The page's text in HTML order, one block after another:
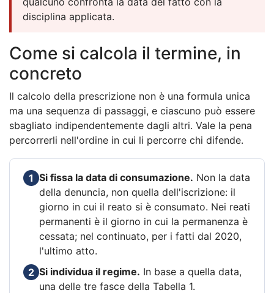
disciplina applicata.
Come si calcola il termine, in
concreto
Il calcolo della prescrizione non è una formula unica
ma una sequenza di passaggi, e ciascuno può essere
sbagliato indipendentemente dagli altri. Vale la pena
percorrerli nell'ordine in cui li percorre chi difende.
1 Si fissa la data di consumazione. Non la data
della denuncia, non quella dell'iscrizione: il
giorno in cui il reato si è consumato. Nei reati
permanenti è il giorno in cui la permanenza è
cessata; nel continuato, per i fatti dal 2020,
l'ultimo atto.
2 Si individua il regime. In base a quella data,
una delle tre fasce della Tabella 1.